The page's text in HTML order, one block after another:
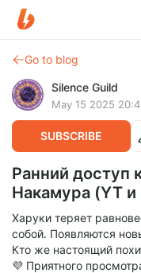
Go to blog
Silence Guild
May 15 2025
SUBSCRIBE
Ранний доступ
Накамура (YT и
Харуки теряет
собой. Появляются
Кто же настоящий
💜 Приятного